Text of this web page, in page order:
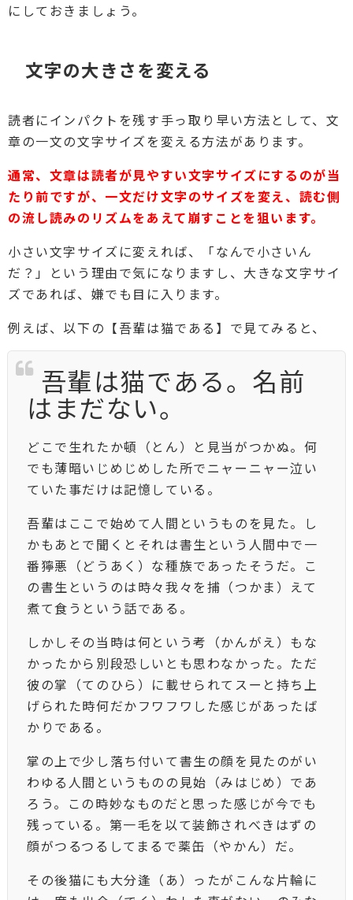
にしておきましょう。
文字の大きさを変える
読者にインパクトを残す手っ取り早い方法として、文
章の一文の文字サイズを変える方法があります。
通常、文章は読者が見やすい文字サイズにするのが当
たり前ですが、一文だけ文字のサイズを変え、読む側
の流し読みのリズムをあえて崩すことを狙います。
小さい文字サイズに変えれば、「なんで小さいん
だ？」という理由で気になりますし、大きな文字サイ
ズであれば、嫌でも目に入ります。
例えば、以下の【吾輩は猫である】で見てみると、
吾輩は猫である。名前
はまだない。
どこで生れたか頓（とん）と見当がつかぬ。何
でも薄暗いじめじめした所でニャーニャー泣い
ていた事だけは記憶している。
吾輩はここで始めて人間というものを見た。し
かもあとで聞くとそれは書生という人間中で一
番獰悪（どうあく）な種族であったそうだ。こ
の書生というのは時々我々を捕（つかま）えて
煮て食うという話である。
しかしその当時は何という考（かんがえ）もな
かったから別段恐しいとも思わなかった。ただ
彼の掌（てのひら）に載せられてスーと持ち上
げられた時何だかフワフワした感じがあったば
かりである。
掌の上で少し落ち付いて書生の顔を見たのがい
わゆる人間というものの見始（みはじめ）であ
ろう。この時妙なものだと思った感じが今でも
残っている。第一毛を以て装飾されべきはずの
顔がつるつるしてまるで薬缶（やかん）だ。
その後猫にも大分逢（あ）ったがこんな片輪に